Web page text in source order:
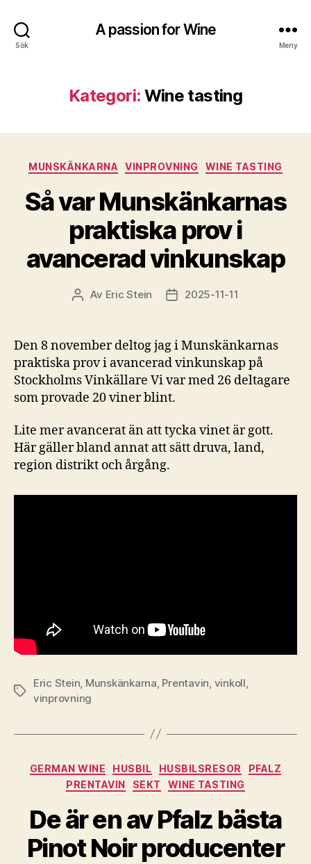
Sök
A passion for Wine
Meny
Kategori: Wine tasting
Kategorier
MUNSKÄNKARNA VINPROVNING WINE TASTING
Så var Munskänkarnas
praktiska prov i
avancerad vinkunskap
Inläggsförfattare
Av Eric Stein Inläggsdatum
2025-11-11
Den 8 november deltog jag i Munskänkarnas
praktiska prov i avancerad vinkunskap på
Stockholms Vinkällare Vi var med 26 deltagare
som provade 20 viner blint.
Lite mer avancerat än att tycka vinet är gott.
Här gäller bland annat att sätt druva, land,
region distrikt och årgång.
Etiketter
Eric Stein Munskänkarna Prentavin vinkoll
vinprovning
Kategorier
GERMAN WINE HUSBIL HUSBILSRESOR
PFALZ
PRENTAVIN
SEKT WINE TASTING
De är en av Pfalz bästa
Pinot Noir producenter